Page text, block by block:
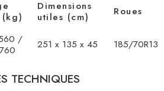
Dimensions
utiles (cm)
Roues
/
251 x 135 x 45 185/70R13
TECHNIQUES